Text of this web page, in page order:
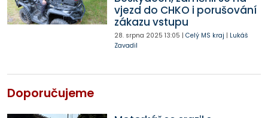
vjezd do CHKO i porušování
zákazu vstupu
28. srpna 2025 13:05 | Celý MS kraj | Lukáš
Zavadil
Doporučujeme